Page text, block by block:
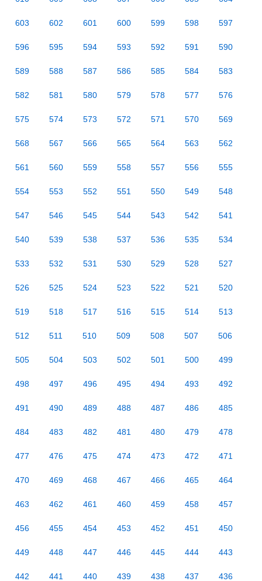
603 602 601 600 599 598 597
596 595 594 593 592 591 590
589 588 587 586 585 584 583
582 581 580 579 578 577 576
575 574 573 572 571 570 569
568 567 566 565 564 563 562
561 560 559 558 557 556 555
554 553 552 551 550 549 548
547 546 545 544 543 542 541
540 539 538 537 536 535 534
533 532 531 530 529 528 527
526 525 524 523 522 521 520
519 518 517 516 515 514 513
512 511 510 509 508 507 506
505 504 503 502 501 500 499
498 497 496 495 494 493 492
491 490 489 488 487 486 485
484 483 482 481 480 479 478
477 476 475 474 473 472 471
470 469 468 467 466 465 464
463 462 461 460 459 458 457
456 455 454 453 452 451 450
449 448 447 446 445 444 443
442 441 440 439 438 437 436